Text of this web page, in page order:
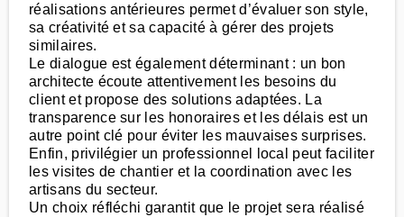
réalisations antérieures permet d’évaluer son style,
sa créativité et sa capacité à gérer des projets
similaires.
Le dialogue est également déterminant : un bon
architecte écoute attentivement les besoins du
client et propose des solutions adaptées. La
transparence sur les honoraires et les délais est un
autre point clé pour éviter les mauvaises surprises.
Enfin, privilégier un professionnel local peut faciliter
les visites de chantier et la coordination avec les
artisans du secteur.
Un choix réfléchi garantit que le projet sera réalisé